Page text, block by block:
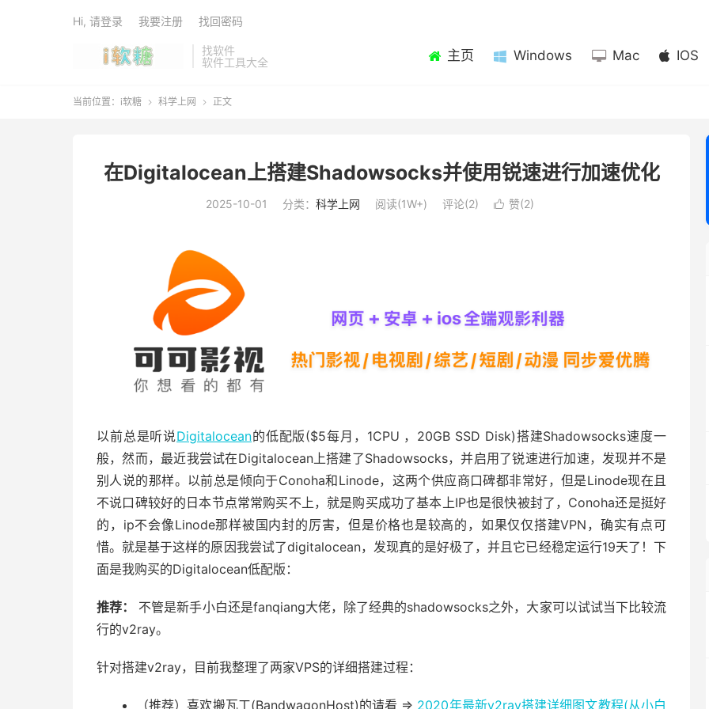
找软件
软件工具大全
主页 Windows Mac IOS
Hi, 请登录 我要注册 找回密码
当前位置： i软糖  科学上网  正文
在Digitalocean上搭建Shadowsocks并使用锐速进行加速优化
2025-10-01 分类： 科学上网 阅读(1W+) 评论(2)  赞(2)
以前总是听说Digitalocean的低配版($5每月，1CPU ，20GB SSD Disk)搭建Shadowsocks速度一
般，然而，最近我尝试在Digitalocean上搭建了Shadowsocks，并启用了锐速进行加速，发现并不是
别人说的那样。以前总是倾向于Conoha和Linode，这两个供应商口碑都非常好，但是Linode现在且
不说口碑较好的日本节点常常购买不上，就是购买成功了基本上IP也是很快被封了，Conoha还是挺好
的，ip不会像Linode那样被国内封的厉害，但是价格也是较高的，如果仅仅搭建VPN，确实有点可
惜。就是基于这样的原因我尝试了digitalocean，发现真的是好极了，并且它已经稳定运行19天了！下
面是我购买的Digitalocean低配版：
推荐：
不管是新手小白还是fanqiang大佬，除了经典的shadowsocks之外，大家可以试试当下比较流
行的v2ray。
针对搭建v2ray，目前我整理了两家VPS的详细搭建过程：
（推荐）喜欢搬瓦工(BandwagonHost)的请看 => 2020年最新v2ray搭建详细图文教程(从小白